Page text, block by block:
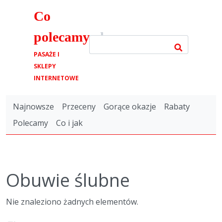
Co
polecamy.pl
PASAŻE I
SKLEPY
INTERNETOWE
Najnowsze Przeceny Gorące okazje
Rabaty
Polecamy
Co i jak
Obuwie ślubne
Nie znaleziono żadnych elementów.